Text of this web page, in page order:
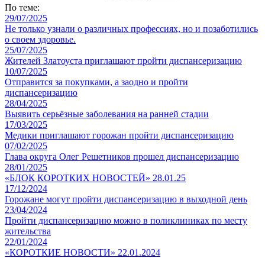
По теме:
29/07/2025
Не только узнали о различных профессиях, но и позаботились
о своем здоровье.
25/07/2025
Жителей Златоуста приглашают пройти диспансеризацию
10/07/2025
Отправится за покупками, а заодно и пройти
диспансеризацию
28/04/2025
Выявить серьёзные заболевания на ранней стадии
17/03/2025
Медики приглашают горожан пройти диспансеризацию
07/02/2025
Глава округа Олег Решетников прошел диспансеризацию
28/01/2025
«БЛОК КОРОТКИХ НОВОСТЕЙ» 28.01.25
17/12/2024
Горожане могут пройти диспансеризацию в выходной день
23/04/2024
Пройти диспансеризацию можно в поликлиниках по месту
жительства
22/01/2024
«КОРОТКИЕ НОВОСТИ» 22.01.2024